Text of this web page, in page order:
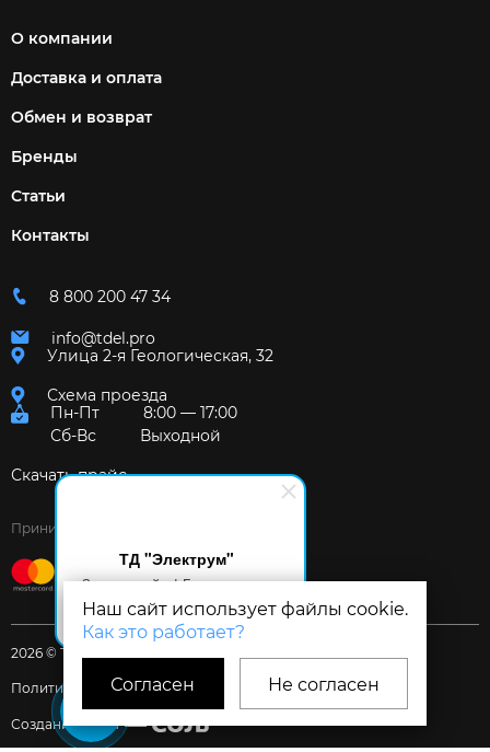
ТД "Электрум"
Здравствуйте! Готов помочь
вам. Напишите мне, если у
вас появятся вопросы.
Наш сайт использует файлы cookie.
Как это работает?
Согласен Не согласен
О компании
Доставка и оплата
Обмен и возврат
Бренды
Статьи
Контакты
8 800 200 47 34
info@tdel.pro
Улица 2-я Геологическая, 32
Схема проезда
Пн-Пт
8:00 — 17:00
Сб-Вс
Выходной
Скачать прайс
Принимаем к оплате:
2026 © Торговый дом «Электрум»
Политика и Согласия
Создание сайта